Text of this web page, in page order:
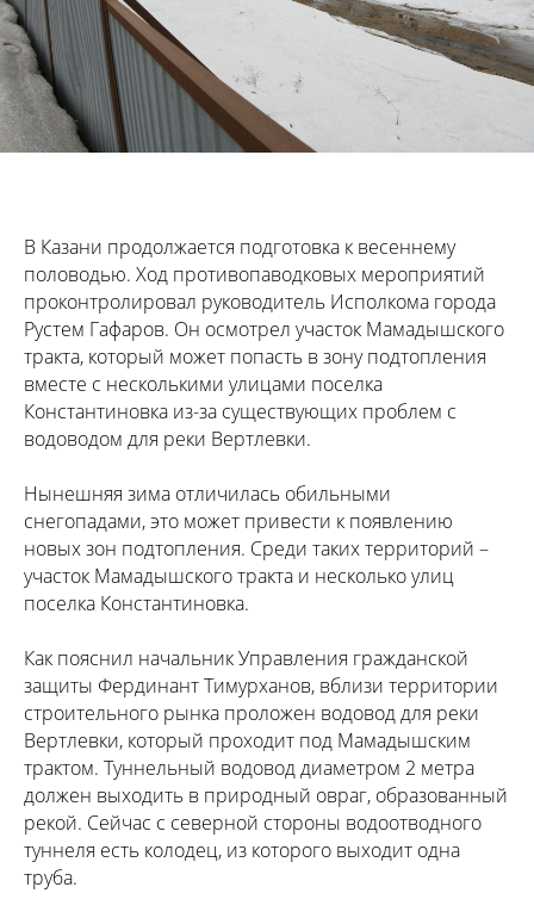
В Казани продолжается подготовка к весеннему
половодью. Ход противопаводковых мероприятий
проконтролировал руководитель Исполкома города
Рустем Гафаров. Он осмотрел участок Мамадышского
тракта, который может попасть в зону подтопления
вместе с несколькими улицами поселка
Константиновка из-за существующих проблем с
водоводом для реки Вертлевки.
Нынешняя зима отличилась обильными
снегопадами, это может привести к появлению
новых зон подтопления. Среди таких территорий –
участок Мамадышского тракта и несколько улиц
поселка Константиновка.
Как пояснил начальник Управления гражданской
защиты Фердинант Тимурханов, вблизи территории
строительного рынка проложен водовод для реки
Вертлевки, который проходит под Мамадышским
трактом. Туннельный водовод диаметром 2 метра
должен выходить в природный овраг, образованный
рекой. Сейчас с северной стороны водоотводного
туннеля есть колодец, из которого выходит одна
труба.